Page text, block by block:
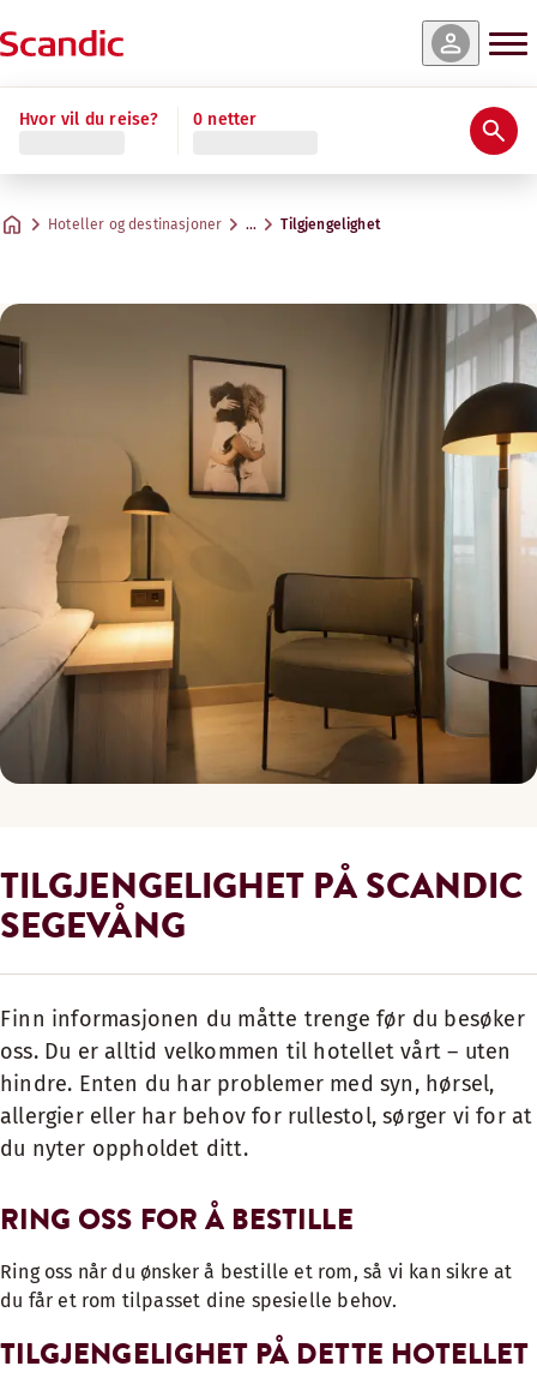
Hvor vil du reise? 0 netter
Hoteller og destinasjoner … Tilgjengelighet
TILGJENGELIGHET PÅ SCANDIC
SEGEVÅNG
Finn informasjonen du måtte trenge før du besøker
oss. Du er alltid velkommen til hotellet vårt – uten
hindre. Enten du har problemer med syn, hørsel,
allergier eller har behov for rullestol, sørger vi for at
du nyter oppholdet ditt.
RING OSS FOR Å BESTILLE
Ring oss når du ønsker å bestille et rom, så vi kan sikre at
du får et rom tilpasset dine spesielle behov.
TILGJENGELIGHET PÅ DETTE HOTELLET